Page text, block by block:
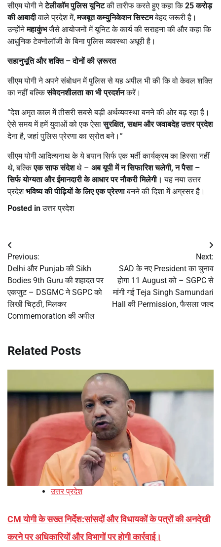
सीएम योगी नेटेलीकॉम पुलिस यूनिटकी तारीफ करते हुए कहा कि25करोड़
की आबादीवाले प्रदेश में,मजबूत कम्युनिकेशन सिस्टमबेहद जरूरी है।
उन्होंनेमहाकुंभजैसे आयोजनों में यूनिट के कार्य की सराहना की और कहा कि
आधुनिक टेक्नोलॉजी के बिना पुलिस व्यवस्था अधूरी है।
सहानुभूति और शक्ति – दोनों की ज़रूरत
सीएम योगी ने अपने संबोधन में पुलिस से यह अपील भी की कि वो केवल शक्ति
का नहीं बल्किसंवेदनशीलता का भी प्रदर्शनकरें।
“देश अमृत काल में तीसरी सबसे बड़ी अर्थव्यवस्था बनने की ओर बढ़ रहा है।
ऐसे समय में हमें युवाओं को एक ऐसासुरक्षित,सक्षम और जवाबदेह उत्तर प्रदेश
देना है, जहां पुलिस प्रेरणा का स्रोत बने।”
सीएम योगी आदित्यनाथ के ये बयान सिर्फ एक भर्ती कार्यक्रम का हिस्सा नहीं
थे, बल्किएक साफ संदेशथे – अब यूपी में न सिफारिश चलेगी,न पैसा –
सिर्फ योग्यता और ईमानदारी के आधार पर नौकरी मिलेगी। यह नया उत्तर
प्रदेशभविष्य की पीढ़ियों के लिए एक प्रेरणाबनने की दिशा में अग्रसर है।
Posted inउत्तर प्रदेश
Post
navigation
Previous:
Delhi और Punjab की Sikh
Bodies 9th Guru की शहादत पर
एकजुट – DSGMC ने SGPC को
लिखी चिट्ठी, मिलकर
Commemoration की अपील
Next:
SAD के नए President का चुनाव
होगा 11 August को – SGPC से
मांगी गई Teja Singh Samundari
Hall की Permission, फैसला जल्द
Related Posts
उत्तर प्रदेश
CM योगी के सख्त निर्देश:सांसदों और विधायकों के पत्रों की अनदेखी
करने पर अधिकारियों और विभागों पर होगी कार्रवाई।